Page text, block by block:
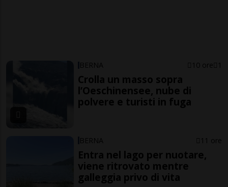
BERNA 10 ore 1
Crolla un masso sopra
l’Oeschinensee, nube di
polvere e turisti in fuga
BERNA 11 ore
Entra nel lago per nuotare,
viene ritrovato mentre
galleggia privo di vita